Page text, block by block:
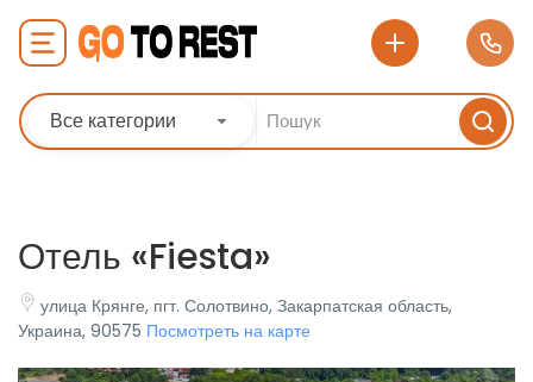
Все категории
Отель «Fiesta»
улица Крянге, пгт. Солотвино, Закарпатская область,
Украина, 90575 Посмотреть на карте